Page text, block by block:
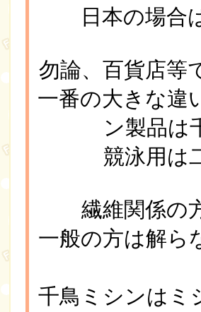
日本の場合
勿論、百貨店等
一番の大きな
ン製品は
競泳用は
繊維関係の
一般の方は解ら
千鳥ミシンは